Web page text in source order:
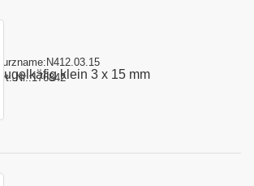
Kugelkäfig klein 3 x 15 mm
Kurzname: N412.03.15
Art.-Nr.:176842